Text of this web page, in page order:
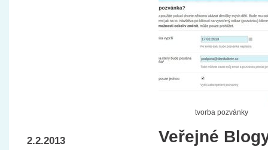
tvorba pozvánky
2.2.2013 Veřejné